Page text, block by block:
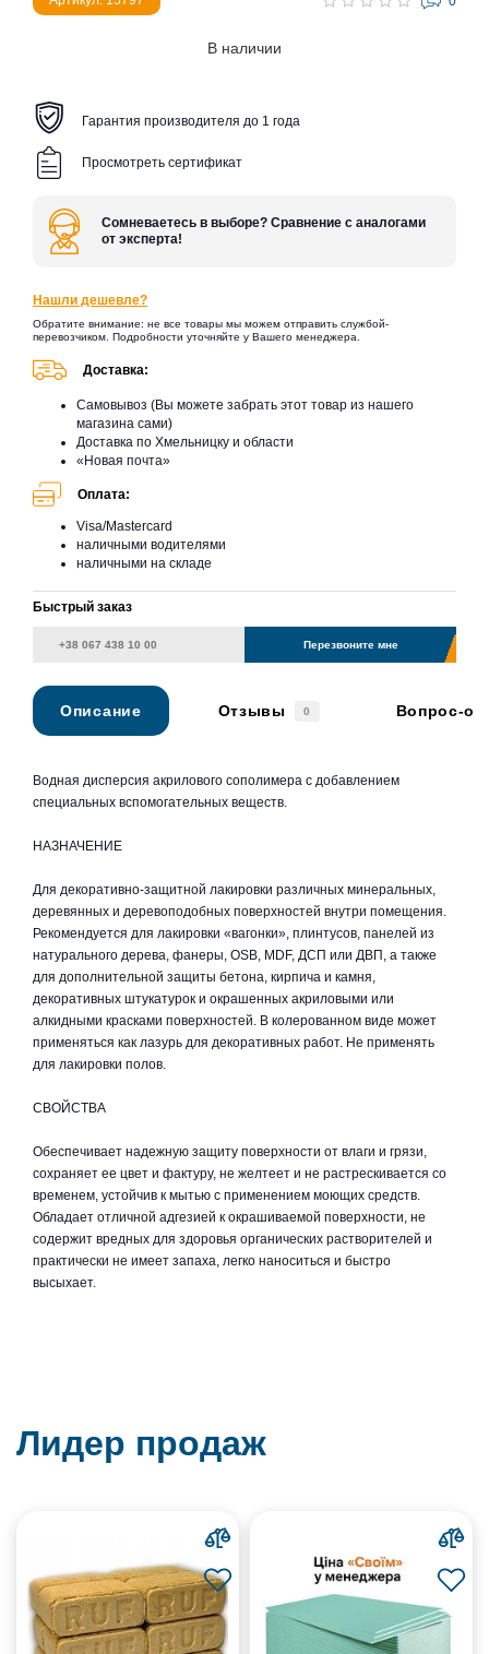
В наличии
Гарантия производителя до 1 года
Просмотреть сертификат
Сомневаетесь в выборе? Сравнение с аналогами
от эксперта!
Нашли дешевле?
Обратите внимание: не все товары мы можем отправить службой-
перевозчиком. Подробности уточняйте у Вашего менеджера.
Доставка:
Самовывоз (Вы можете забрать этот товар из нашего
магазина сами)
Доставка по Хмельницку и области
«Новая почта»
Оплата:
Visa/Mastercard
наличными водителями
наличными на складе
Быстрый заказ
Перезвоните мне
Описание Отзывы 0 Вопрос-
Водная дисперсия акрилового сополимера с добавлением
специальных вспомогательных веществ.
НАЗНАЧЕНИЕ
Для декоративно-защитной лакировки различных минеральных,
деревянных и деревоподобных поверхностей внутри помещения.
Рекомендуется для лакировки «вагонки», плинтусов, панелей из
натурального дерева, фанеры, OSB, MDF, ДСП или ДВП, а также
для дополнительной защиты бетона, кирпича и камня,
декоративных штукатурок и окрашенных акриловыми или
алкидными красками поверхностей. В колерованном виде может
применяться как лазурь для декоративных работ. Не применять
для лакировки полов.
СВОЙСТВА
Обеспечивает надежную защиту поверхности от влаги и грязи,
сохраняет ее цвет и фактуру, не желтеет и не растрескивается со
временем, устойчив к мытью с применением моющих средств.
Обладает отличной адгезией к окрашиваемой поверхности, не
содержит вредных для здоровья органических растворителей и
практически не имеет запаха, легко наноситься и быстро
высыхает.
Лидер продаж